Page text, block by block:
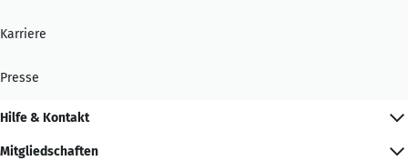
Karriere
Presse
Hilfe & Kontakt
Mitgliedschaften